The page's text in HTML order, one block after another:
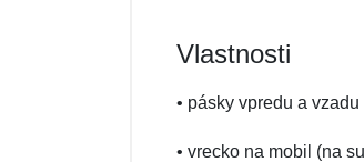
Vlastnosti
• pásky vpredu a vzadu
• vrecko na mobil (na